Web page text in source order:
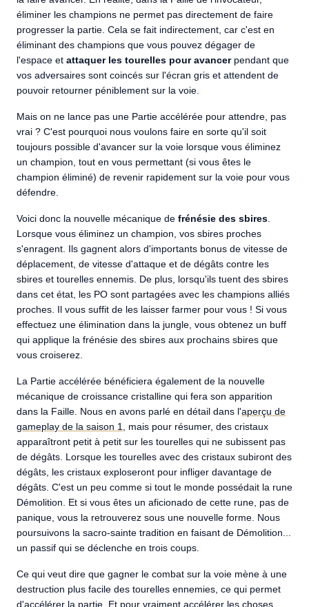
éliminer les champions ne permet pas directement de faire
progresser la partie. Cela se fait indirectement, car c'est en
éliminant des champions que vous pouvez dégager de
l'espace et attaquer les tourelles pour avancer pendant que
vos adversaires sont coincés sur l'écran gris et attendent de
pouvoir retourner péniblement sur la voie.
Mais on ne lance pas une Partie accélérée pour attendre, pas
vrai ? C'est pourquoi nous voulons faire en sorte qu'il soit
toujours possible d'avancer sur la voie lorsque vous éliminez
un champion, tout en vous permettant (si vous êtes le
champion éliminé) de revenir rapidement sur la voie pour vous
défendre.
Voici donc la nouvelle mécanique de frénésie des sbires
Lorsque vous éliminez un champion, vos sbires proches
s'enragent. Ils gagnent alors d'importants bonus de vitesse de
déplacement, de vitesse d'attaque et de dégâts contre les
sbires et tourelles ennemis. De plus, lorsqu'ils tuent des sbires
dans cet état, les PO sont partagées avec les champions alliés
proches. Il vous suffit de les laisser farmer pour vous ! Si vous
effectuez une élimination dans la jungle, vous obtenez un buff
qui applique la frénésie des sbires aux prochains sbires que
vous croiserez.
La Partie accélérée bénéficiera également de la nouvelle
mécanique de croissance cristalline qui fera son apparition
dans la Faille. Nous en avons parlé en détail dans l'aperçu de
gameplay de la saison 1
, mais pour résumer, des cristaux
apparaîtront petit à petit sur les tourelles qui ne subissent pas
de dégâts. Lorsque les tourelles avec des cristaux subiront des
dégâts, les cristaux exploseront pour infliger davantage de
dégâts. C'est un peu comme si tout le monde possédait la rune
Démolition. Et si vous êtes un aficionado de cette rune, pas de
panique, vous la retrouverez sous une nouvelle forme. Nous
poursuivons la sacro-sainte tradition en faisant de Démolition...
un passif qui se déclenche en trois coups.
Ce qui veut dire que gagner le combat sur la voie mène à une
destruction plus facile des tourelles ennemies, ce qui permet
d'accélérer la partie. Et pour vraiment accélérer les choses,